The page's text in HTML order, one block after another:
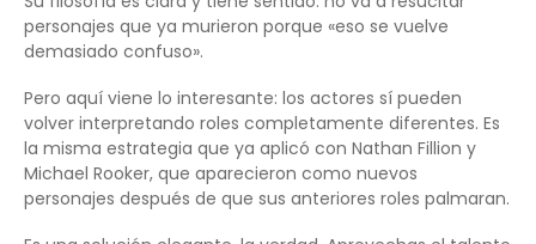
personajes que ya murieron porque «eso se vuelve
demasiado confuso».
Pero aquí viene lo interesante: los actores sí pueden
volver interpretando roles completamente diferentes. Es
la misma estrategia que ya aplicó con Nathan Fillion y
Michael Rooker, que aparecieron como nuevos
personajes después de que sus anteriores roles palmaran.